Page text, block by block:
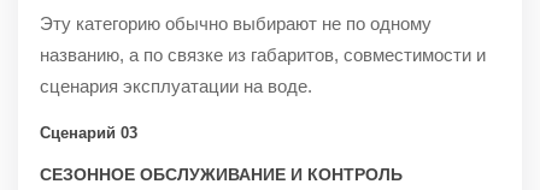
Эту категорию обычно выбирают не по одному
названию, а по связке из габаритов, совместимости и
сценария эксплуатации на воде.
Сценарий 03
СЕЗОННОЕ ОБСЛУЖИВАНИЕ И КОНТРОЛЬ